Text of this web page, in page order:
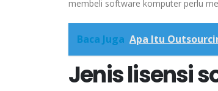
membeli software komputer perlu
Baca Juga Apa Itu
Jenis lisensi